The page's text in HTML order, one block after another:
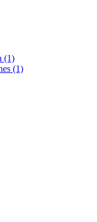
(1)
(1)